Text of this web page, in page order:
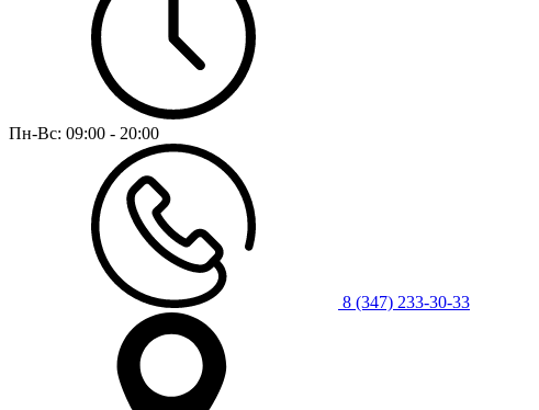
Пн-Вс: 09:00 - 20:00
8 (347) 233-30-33